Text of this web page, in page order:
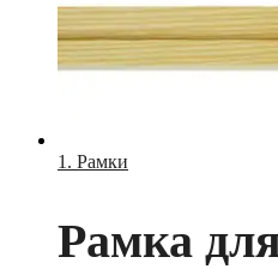
1. Рамки
Рамка